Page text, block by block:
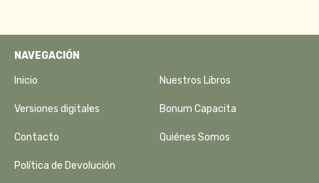
NAVEGACIÓN
Inicio Nuestros Libros
Versiones digitales Bonum Capacita
Contacto Quiénes Somos
Política de Devolución